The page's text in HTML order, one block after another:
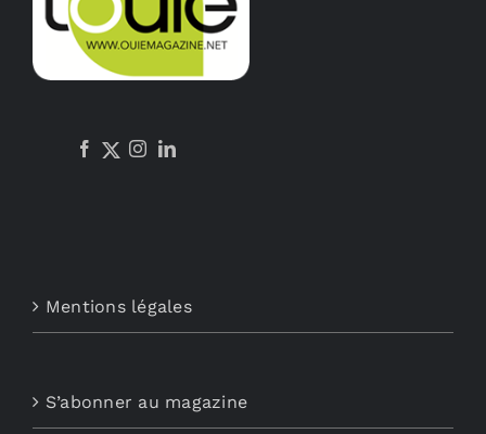
Mentions légales
S’abonner au magazine